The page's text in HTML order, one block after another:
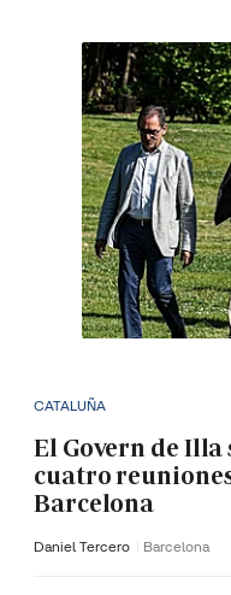
CATALUÑA
El Govern de Illa
cuatro
Barcelona
Daniel Tercero Barcelona